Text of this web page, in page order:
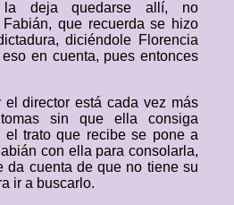
la deja quedarse allí, no
que recuerda se hizo
diciéndole Florencia
en cuenta, pues entonces
el director está cada vez más
sin que ella consiga
el trato que recibe se pone a
con ella para consolarla,
da cuenta de que no tiene su
ir a buscarlo.